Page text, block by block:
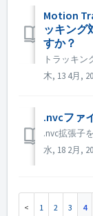
Motion
ッキング
すか？
木, 13 4月,
.nvcファ
水, 18 2月,
1 2 3 4